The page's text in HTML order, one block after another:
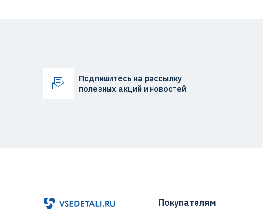
Подпишитесь на рассылку
полезных акций и новостей
Покупателям